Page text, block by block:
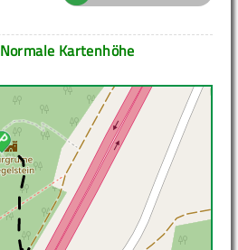
Normale Kartenhöhe